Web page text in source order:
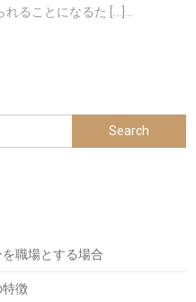
ることになるた […]...
職場とする場合
特徴